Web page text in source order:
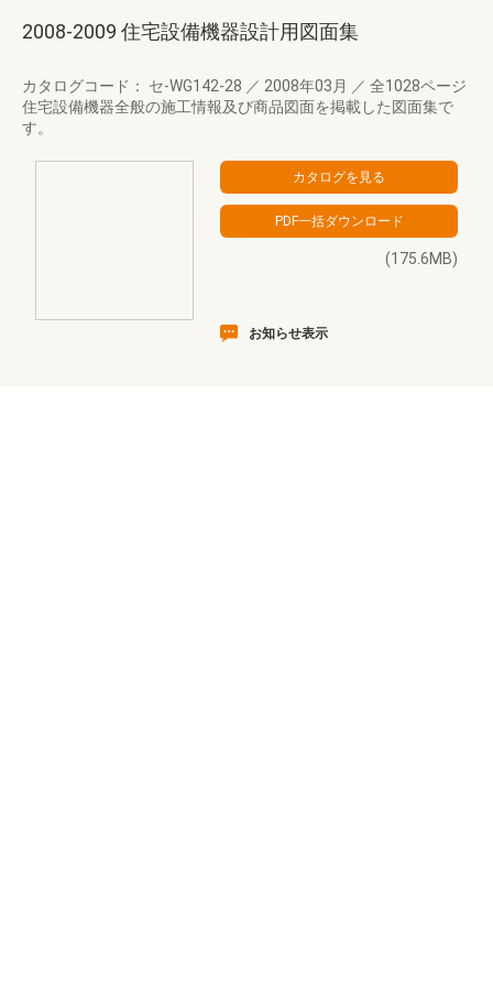
2008-2009 住宅設備機器設計用図面集
カタログコード： セ-WG142-28 ／ 2008年03月 ／ 全1028ページ
住宅設備機器全般の施工情報及び商品図面を掲載した図面集で
す。
(175.6MB)
お知らせ表示